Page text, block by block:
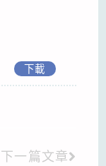
下載
下一篇文章